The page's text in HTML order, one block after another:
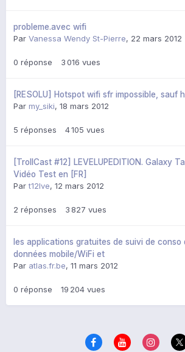
probleme.avec wifi
Par Vanessa Wendy St-Pierre, 22 mars 2012
0 réponse 3 016 vues
[RESOLU] Hotspot wifi sfr impossible, sauf
Par my_siki, 18 mars 2012
5 réponses 4 105 vues
[TrollCast #12] LEVELUPEDITION. Galaxy
Vidéo Test en [FR]
Part12lve, 12 mars 2012
2 réponses 3 827 vues
les applications gratuites de suivi de conso
données mobile/WiFi et
Par atlas.fr.be, 11 mars 2012
0 réponse 19 204 vues